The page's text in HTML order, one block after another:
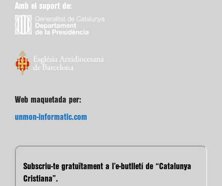
Amb el suport de:
Web maquetada per:
unmon-informatic.com
Subscriu-te gratuïtament a l’e-butlletí de “Catalunya
Cristiana”.